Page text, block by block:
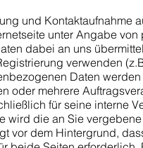
und Kontaktaufnahme
unter Angabe
dabei an uns
verwenden
Daten
oder mehrere
für seine interne
wird die an Sie
vor dem Hintergrund,